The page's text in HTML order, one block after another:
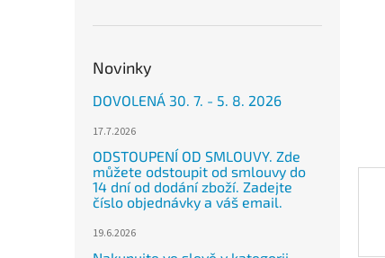
Novinky
DOVOLENÁ 30. 7. - 5. 8. 2026
17.7.2026
ODSTOUPENÍ OD SMLOUVY. Zde
můžete odstoupit od smlouvy do
14 dní od dodání zboží. Zadejte
číslo objednávky a váš email.
19.6.2026